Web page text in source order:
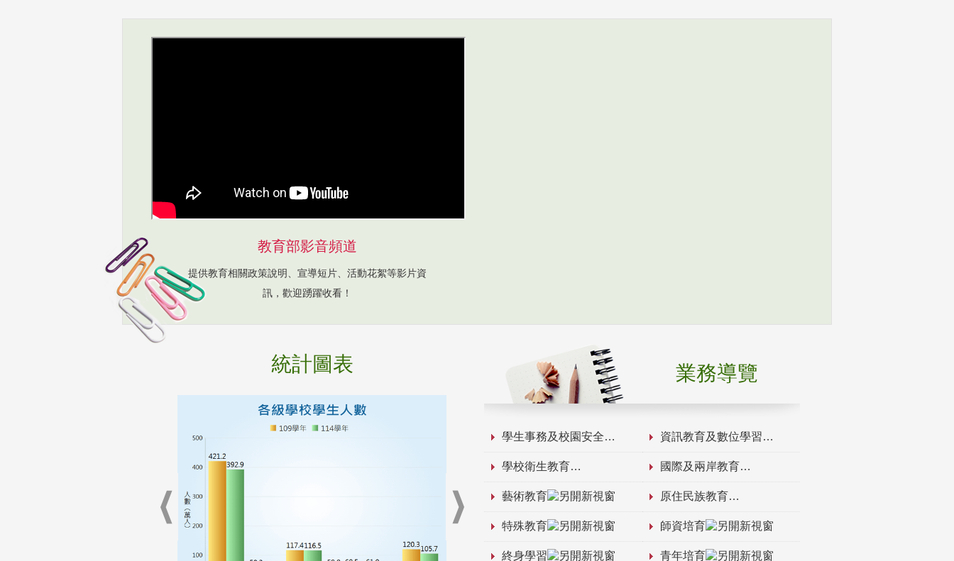
教育部影音頻道
提供教育相關政策說明、宣導短片、活動花絮等影片資
訊，歡迎踴躍收看！
統計圖表 業務導覽
學生事務及校園安全 資訊教育及數位學習
學校衛生教育 國際及兩岸教育
藝術教育 原住民族教育
特殊教育 師資培育
終身學習 青年培育